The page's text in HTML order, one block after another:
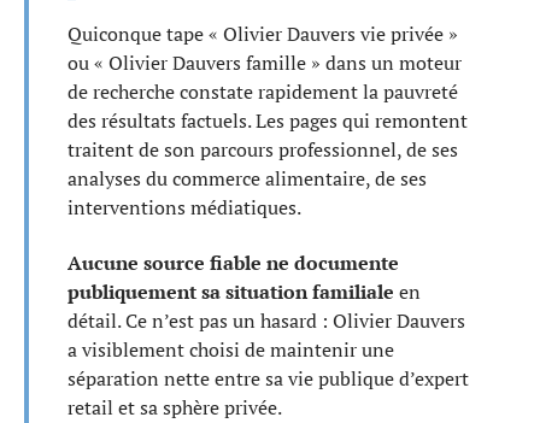
Quiconque tape « Olivier Dauvers vie privée »
ou « Olivier Dauvers famille » dans un moteur
de recherche constate rapidement la pauvreté
des résultats factuels. Les pages qui remontent
traitent de son parcours professionnel, de ses
analyses du commerce alimentaire, de ses
interventions médiatiques.
Aucune source fiable ne documente
publiquement sa situation familiale en
détail. Ce n’est pas un hasard : Olivier Dauvers
a visiblement choisi de maintenir une
séparation nette entre sa vie publique d’expert
retail et sa sphère privée.